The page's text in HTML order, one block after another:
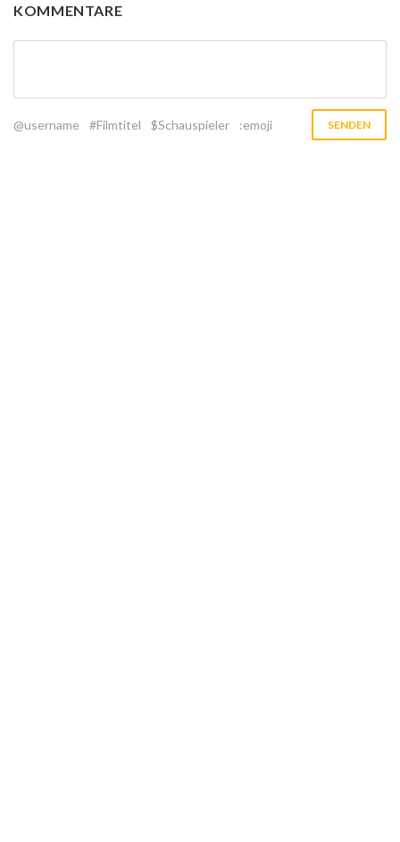
KOMMENTARE
@username #Filmtitel $Schauspieler :emoji